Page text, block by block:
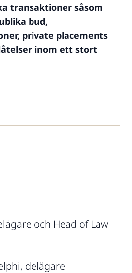
transaktioner såsom
bud,
private placements
inom ett stort
och Head of Law
delägare